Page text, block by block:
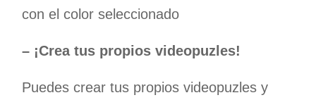
con el color seleccionado
– ¡Crea tus propios videopuzles!
Puedes crear tus propios videopuzles y